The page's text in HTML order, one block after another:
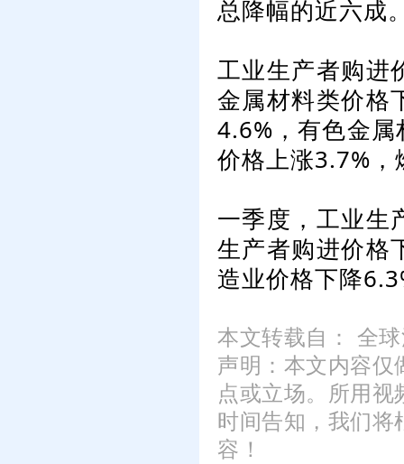
总降幅的近六成
工业生产者购进
金属材料类价格
4.6%，有色金
价格上涨3.7%
一季度，工业生
生产者购进价格
造业价格下降
本文转载自： 全
声明：本文内容仅
点或立场。所用
时间告知，我们将
容！